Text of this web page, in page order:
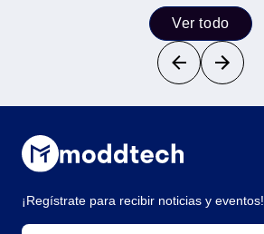
Ver todo
¡Regístrate para recibir noticias y eventos!